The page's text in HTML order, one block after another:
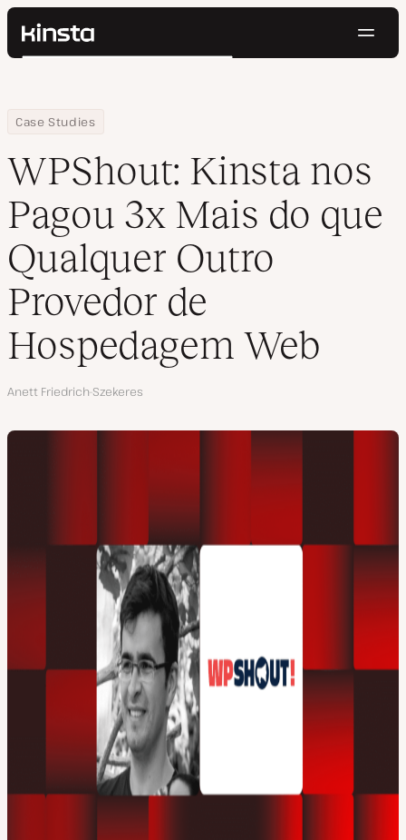
Kinsta®
Preços
Contato
Pesquisar
Home
Empresa
Case Studies
WPShout: Kinsta nos Pagou 3x Mais do que Qualquer Outro
WPShout: Kinsta nos
Pagou 3x Mais do que
Qualquer Outro
Provedor de
Hospedagem Web
Autor
Anett Friedrich-Szekeres